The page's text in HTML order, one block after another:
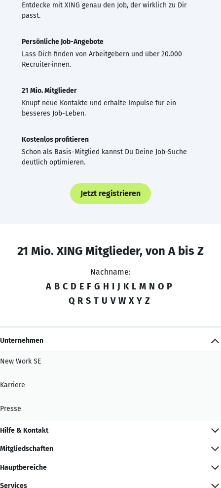
Entdecke mit XING genau den Job, der wirklich zu Dir
passt.
Persönliche Job-Angebote
Lass Dich finden von Arbeitgebern und über 20.000
Recruiter·innen.
21 Mio. Mitglieder
Knüpf neue Kontakte und erhalte Impulse für ein
besseres Job-Leben.
Kostenlos profitieren
Schon als Basis-Mitglied kannst Du Deine Job-Suche
deutlich optimieren.
Jetzt registrieren
21 Mio. XING Mitglieder, von A bis Z
Nachname:
A B C D E F G H I J K L M N O P
Q R S T U V W X Y Z
Unternehmen
New Work SE
Karriere
Presse
Hilfe & Kontakt
Mitgliedschaften
Hauptbereiche
Services